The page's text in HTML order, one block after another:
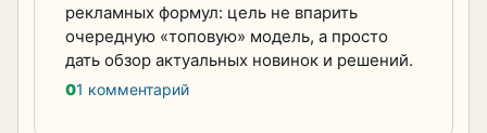
рекламных формул: цель не впарить
очередную «топовую» модель, а просто
дать обзор актуальных новинок и решений.
01 комментарий